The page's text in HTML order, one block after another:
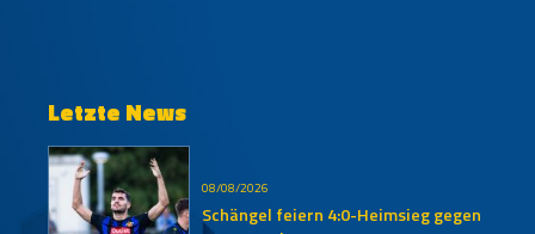
Letzte News
08/08/2026
Schängel feiern 4:0-Heimsieg gegen